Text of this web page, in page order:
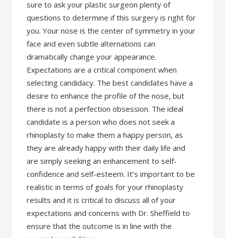
sure to ask your plastic surgeon plenty of
questions to determine if this surgery is right for
you. Your nose is the center of symmetry in your
face and even subtle alternations can
dramatically change your appearance.
Expectations are a critical component when
selecting candidacy. The best candidates have a
desire to enhance the profile of the nose, but
there is not a perfection obsession. The ideal
candidate is a person who does not seek a
rhinoplasty to make them a happy person, as
they are already happy with their daily life and
are simply seeking an enhancement to self-
confidence and self-esteem. It’s important to be
realistic in terms of goals for your rhinoplasty
results and it is critical to discuss all of your
expectations and concerns with Dr. Sheffield to
ensure that the outcome is in line with the